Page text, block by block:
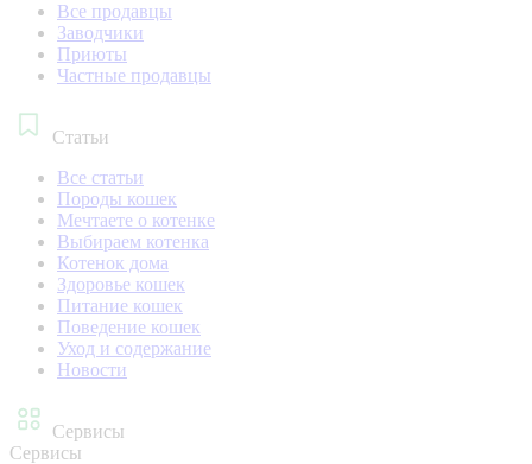
Все продавцы
Заводчики
Приюты
Частные продавцы
Статьи
Все статьи
Породы кошек
Мечтаете о котенке
Выбираем котенка
Котенок дома
Здоровье кошек
Питание кошек
Поведение кошек
Уход и содержание
Новости
Сервисы
Сервисы